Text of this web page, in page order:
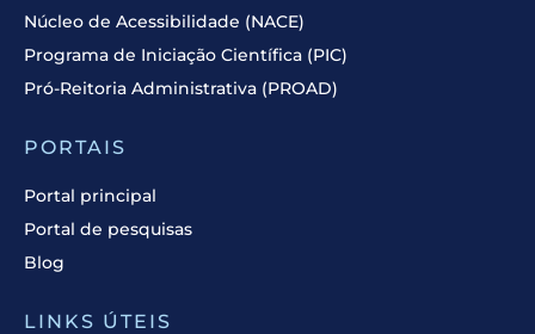
Núcleo de Acessibilidade (NACE)
Programa de Iniciação Científica (PIC)
Pró-Reitoria Administrativa (PROAD)
PORTAIS
Portal principal
Portal de pesquisas
Blog
LINKS ÚTEIS